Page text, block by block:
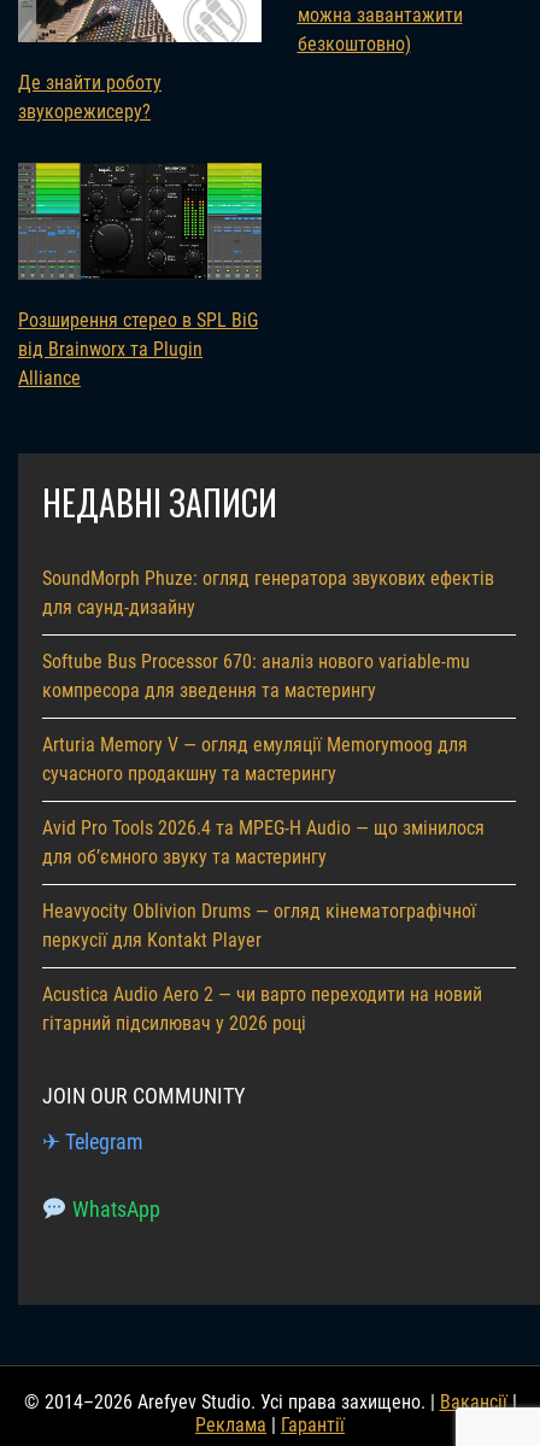
Де знайти роботу
звукорежисеру?
можна завантажити
безкоштовно)
Розширення стерео в SPL BiG
від Brainworx та Plugin
Alliance
НЕДАВНІ ЗАПИСИ
SoundMorph Phuze: огляд генератора звукових ефектів
для саунд-дизайну
Softube Bus Processor 670: аналіз нового variable-mu
компресора для зведення та мастерингу
Arturia Memory V — огляд емуляції Memorymoog для
сучасного продакшну та мастерингу
Avid Pro Tools 2026.4 та MPEG-H Audio — що змінилося
для об’ємного звуку та мастерингу
Heavyocity Oblivion Drums — огляд кінематографічної
перкусії для Kontakt Player
Acustica Audio Aero 2 — чи варто переходити на новий
гітарний підсилювач у 2026 році
JOIN OUR COMMUNITY
✈ Telegram
WhatsApp
© 2014–2026 Arefyev Studio. Усі права захищено. | Вакансії|
Реклама
Гарантії